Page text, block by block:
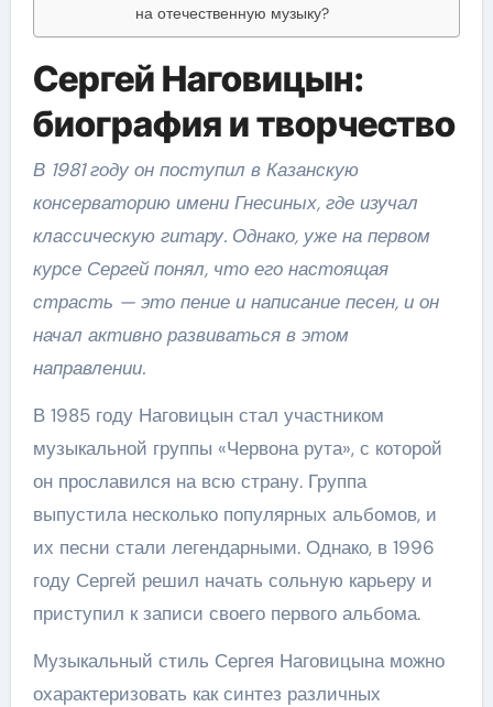
на отечественную музыку?
Сергей Наговицын:
биография и творчество
В 1981 году он поступил в Казанскую
консерваторию имени Гнесиных, где изучал
классическую гитару. Однако, уже на первом
курсе Сергей понял, что его настоящая
страсть — это пение и написание песен, и он
начал активно развиваться в этом
направлении.
В 1985 году Наговицын стал участником
музыкальной группы «Червона рута», с которой
он прославился на всю страну. Группа
выпустила несколько популярных альбомов, и
их песни стали легендарными. Однако, в 1996
году Сергей решил начать сольную карьеру и
приступил к записи своего первого альбома.
Музыкальный стиль Сергея Наговицына можно
охарактеризовать как синтез различных